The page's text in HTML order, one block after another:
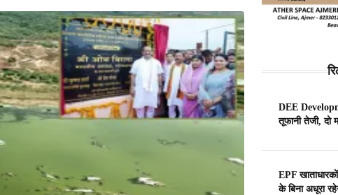
DEE
तूफानी तेजी, दो
EPF
के बिना अधूरा